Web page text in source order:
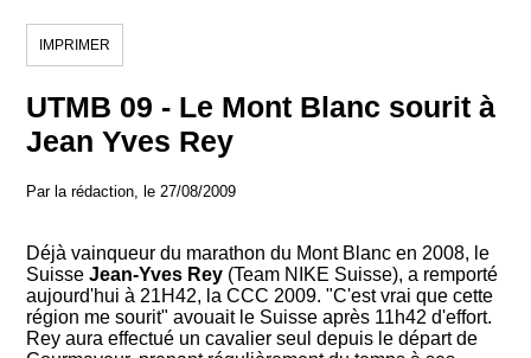
IMPRIMER
UTMB 09 - Le Mont Blanc sourit à
Jean Yves Rey
Par la rédaction, le 27/08/2009
Déjà vainqueur du marathon du Mont Blanc en 2008, le
SuisseJean-Yves Rey (Team NIKE Suisse), a remporté
aujourd'hui à 21H42, la CCC 2009. "C'est vrai que cette
région me sourit" avouait le Suisse après 11h42 d'effort.
Rey aura effectué un cavalier seul depuis le départ de